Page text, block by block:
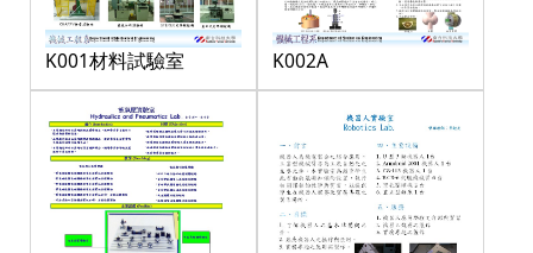
K001材料試驗室 K002A